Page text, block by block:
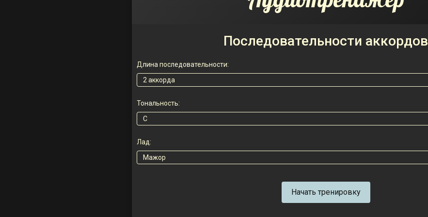
Последовательности аккордов
Длина последовательности:
Тональность:
Лад:
Начать тренировку